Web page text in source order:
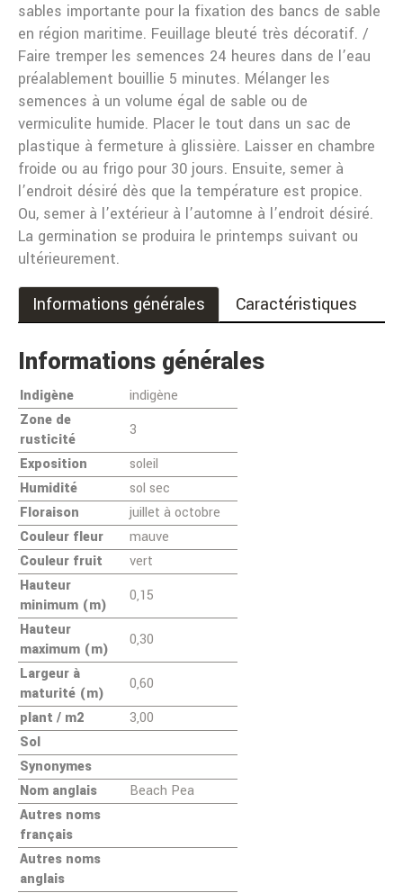
sables importante pour la fixation des bancs de sable
en région maritime. Feuillage bleuté très décoratif. /
Faire tremper les semences 24 heures dans de l’eau
préalablement bouillie 5 minutes. Mélanger les
semences à un volume égal de sable ou de
vermiculite humide. Placer le tout dans un sac de
plastique à fermeture à glissière. Laisser en chambre
froide ou au frigo pour 30 jours. Ensuite, semer à
l’endroit désiré dès que la température est propice.
Ou, semer à l’extérieur à l’automne à l’endroit désiré.
La germination se produira le printemps suivant ou
ultérieurement.
Informations générales Caractéristiques
Informations générales
Indigène
indigène
Zone de
rusticité
3
Exposition
soleil
Humidité
sol sec
Floraison
juillet à octobre
Couleur fleur
mauve
Couleur fruit
vert
Hauteur
minimum (m)
0,15
Hauteur
maximum (m)
0,30
Largeur à
maturité (m)
0,60
plant / m2
3,00
Sol
Synonymes
Nom anglais
Beach Pea
Autres noms
français
Autres noms
anglais